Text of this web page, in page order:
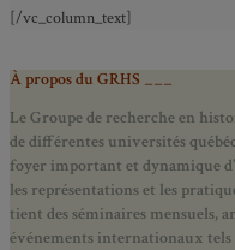
[/vc_column_text]
À propos du GRHS ___
Le Groupe de recherche en
de différentes universités
foyer important et dynamique
les représentations et les
tient des séminaires mensuels,
événements internationaux tels